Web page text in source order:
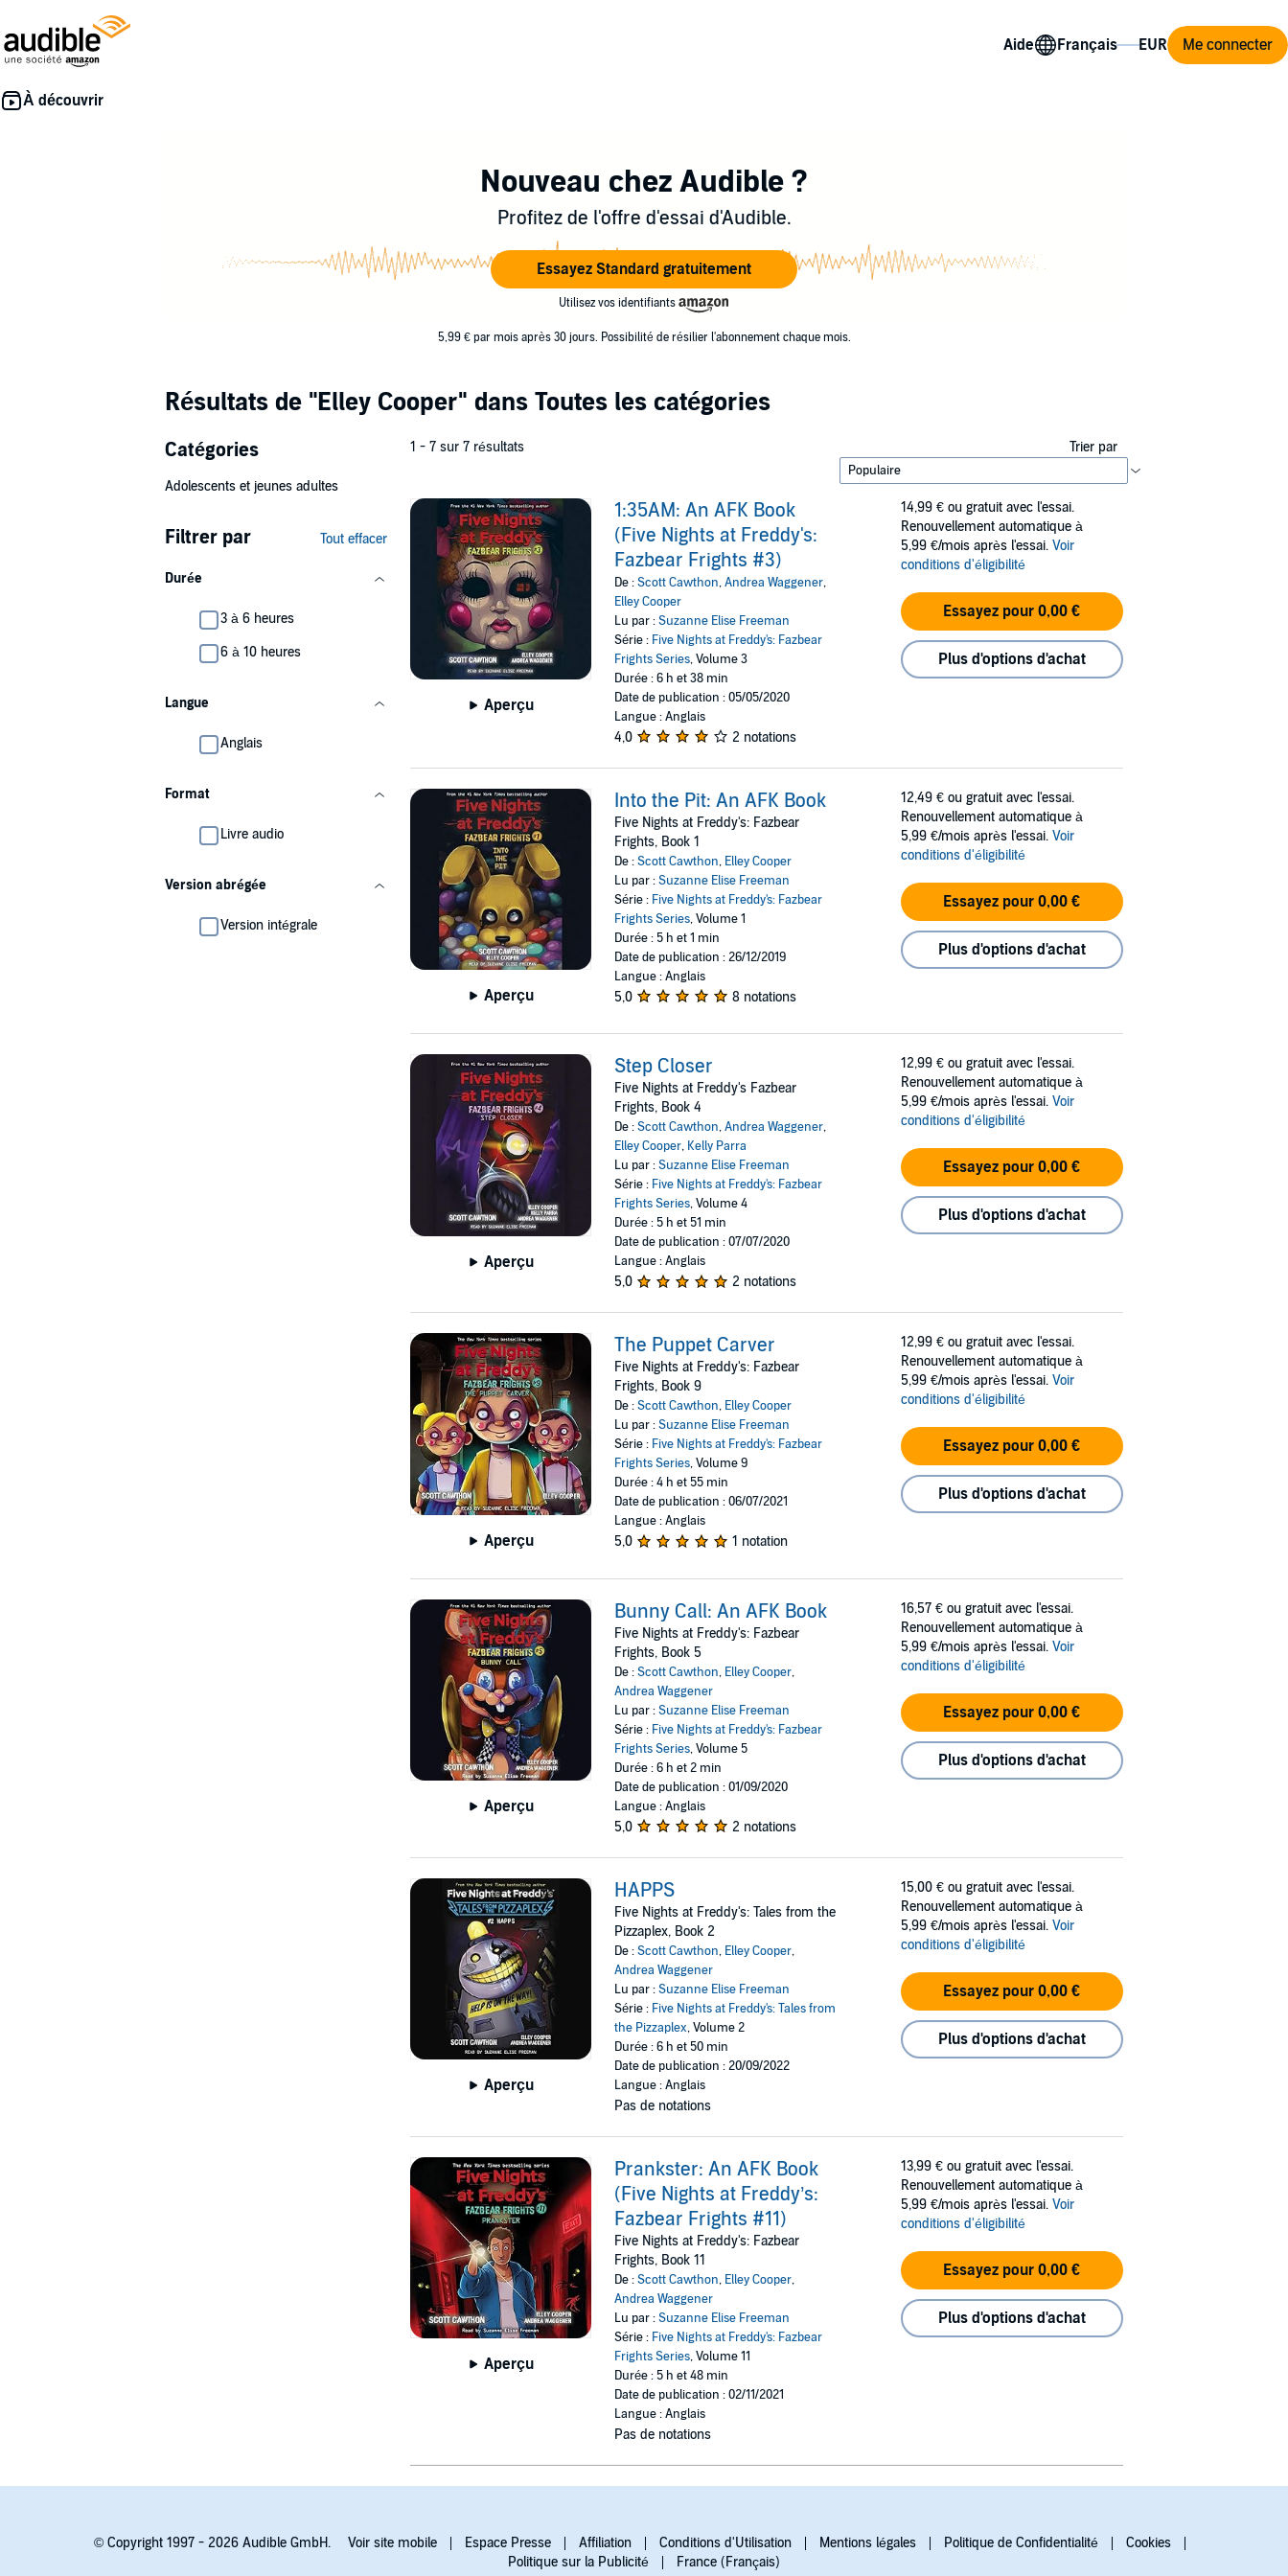
Aide Me connecter
Nouveau chez Audible ?
Profitez de l'offre d'essai d'Audible.
Essayez Standard gratuitement
Utilisez vos identifiants
5,99 € par mois après 30 jours. Possibilité de résilier l'abonnement chaque mois.
Résultats de "Elley Cooper" dans Toutes les catégories
Catégories
Adolescents et jeunes adultes
Filtrer par Tout effacer
Durée
3 à 6 heures
6 à 10 heures
Langue
Anglais
Format
Livre audio
Version abrégée
Version intégrale
1 - 7 sur 7 résultats Trier par
Aperçu
1:35AM: An AFK Book
(Five Nights at Freddy's:
Fazbear Frights #3)
De :Scott Cawthon,Andrea Waggener,
Elley Cooper
Lu par :Suzanne Elise Freeman
Série : Five Nights at Freddy's: Fazbear
Frights Series, Volume 3
Durée : 6 h et 38 min
Date de publication : 05/05/2020
Langue : Anglais
4,0 2 notations
14,99 € ou gratuit avec l'essai.
Renouvellement automatique à
5,99 €/mois après l'essai. Voir
conditions d'éligibilité
Essayez pour 0,00 €
Plus d'options d'achat
Aperçu
Into the Pit: An AFK Book
Five Nights at Freddy's: Fazbear
Frights, Book 1
De :Scott Cawthon, Elley Cooper
Lu par :Suzanne Elise Freeman
Série : Five Nights at Freddy's: Fazbear
Frights Series, Volume 1
Durée : 5 h et 1 min
Date de publication : 26/12/2019
Langue : Anglais
5,0 8 notations
12,49 € ou gratuit avec l'essai.
Renouvellement automatique à
5,99 €/mois après l'essai. Voir
conditions d'éligibilité
Essayez pour 0,00 €
Plus d'options d'achat
Aperçu
Step Closer
Five Nights at Freddy's Fazbear
Frights, Book 4
De :Scott Cawthon,Andrea Waggener,
Elley Cooper, Kelly Parra
Lu par :Suzanne Elise Freeman
Série : Five Nights at Freddy's: Fazbear
Frights Series, Volume 4
Durée : 5 h et 51 min
Date de publication : 07/07/2020
Langue : Anglais
5,0 2 notations
12,99 € ou gratuit avec l'essai.
Renouvellement automatique à
5,99 €/mois après l'essai. Voir
conditions d'éligibilité
Essayez pour 0,00 €
Plus d'options d'achat
Aperçu
The Puppet Carver
Five Nights at Freddy's: Fazbear
Frights, Book 9
De :Scott Cawthon, Elley Cooper
Lu par :Suzanne Elise Freeman
Série : Five Nights at Freddy's: Fazbear
Frights Series, Volume 9
Durée : 4 h et 55 min
Date de publication : 06/07/2021
Langue : Anglais
5,0 1 notation
12,99 € ou gratuit avec l'essai.
Renouvellement automatique à
5,99 €/mois après l'essai. Voir
conditions d'éligibilité
Essayez pour 0,00 €
Plus d'options d'achat
Aperçu
Bunny Call: An AFK Book
Five Nights at Freddy's: Fazbear
Frights, Book 5
De :Scott Cawthon, Elley Cooper,
Andrea Waggener
Lu par :Suzanne Elise Freeman
Série : Five Nights at Freddy's: Fazbear
Frights Series, Volume 5
Durée : 6 h et 2 min
Date de publication : 01/09/2020
Langue : Anglais
5,0 2 notations
16,57 € ou gratuit avec l'essai.
Renouvellement automatique à
5,99 €/mois après l'essai. Voir
conditions d'éligibilité
Essayez pour 0,00 €
Plus d'options d'achat
Aperçu
HAPPS
Five Nights at Freddy's: Tales from the
Pizzaplex, Book 2
De :Scott Cawthon, Elley Cooper,
Andrea Waggener
Lu par :Suzanne Elise Freeman
Série : Five Nights at Freddy's: Tales from
the Pizzaplex, Volume 2
Durée : 6 h et 50 min
Date de publication : 20/09/2022
Langue : Anglais
Pas de notations
15,00 € ou gratuit avec l'essai.
Renouvellement automatique à
5,99 €/mois après l'essai. Voir
conditions d'éligibilité
Essayez pour 0,00 €
Plus d'options d'achat
Aperçu
Prankster: An AFK Book
(Five Nights at Freddy’s:
Fazbear Frights #11)
Five Nights at Freddy's: Fazbear
Frights, Book 11
De :Scott Cawthon, Elley Cooper,
Andrea Waggener
Lu par :Suzanne Elise Freeman
Série : Five Nights at Freddy's: Fazbear
Frights Series, Volume 11
Durée : 5 h et 48 min
Date de publication : 02/11/2021
Langue : Anglais
Pas de notations
13,99 € ou gratuit avec l'essai.
Renouvellement automatique à
5,99 €/mois après l'essai. Voir
conditions d'éligibilité
Essayez pour 0,00 €
Plus d'options d'achat
© Copyright 1997 - 2026 Audible GmbH. Voir site mobile Espace Presse Affiliation Conditions d'Utilisation Mentions légales Politique de Confidentialité
Cookies
Politique sur la Publicité
France (Français)